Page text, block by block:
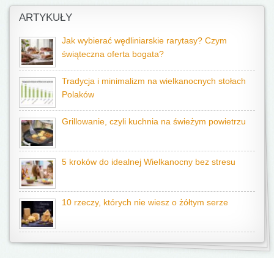
ARTYKUŁY
Jak wybierać wędliniarskie rarytasy? Czym
świąteczna oferta bogata?
Tradycja i minimalizm na wielkanocnych stołach
Polaków
Grillowanie, czyli kuchnia na świeżym powietrzu
5 kroków do idealnej Wielkanocny bez stresu
10 rzeczy, których nie wiesz o żółtym serze